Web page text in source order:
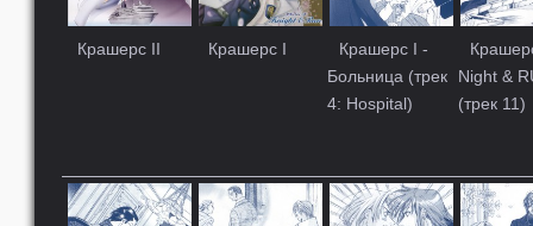
Крашерс II Крашерс I
Крашерс I -
Больница (трек
4: Hospital)
Night &
(трек 11)